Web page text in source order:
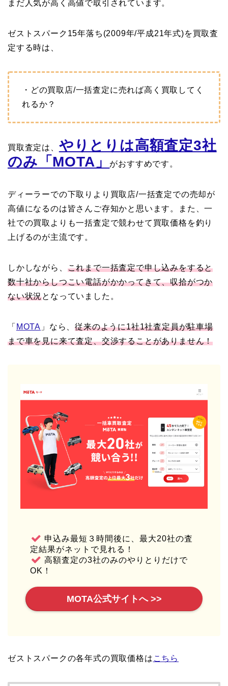
まだ人気が高く高値で取引されています。
ゼストスパーク15年落ち(2009年/平成21年式)を買取査
定する時は、
・どの買取店/一括査定に売れば高く買取してく
れるか？
買取査定は、 やりとりは高額査定3社
のみ「MOTA」
がおすすめです。
ディーラーでの下取りより買取店/一括査定での売却が
高値になるのは皆さんご存知かと思います。また、一
社での買取よりも一括査定で競わせて買取価格を釣り
上げるのが主流です。
しかしながら、 これまで一括査定で申し込みをすると
数十社からしつこい電話がかかってきて、収拾がつか
ない状況となっていました。
「 MOTA 」なら、従来のように1社1社査定員が駐車場
まで車を見に来て査定、交渉することがありません！
申込み最短３時間後に、最大20社の査
定結果がネットで見れる！
高額査定の3社のみのやりとりだけで
OK！
MOTA公式サイトへ >>
ゼストスパークの各年式の買取価格は こちら